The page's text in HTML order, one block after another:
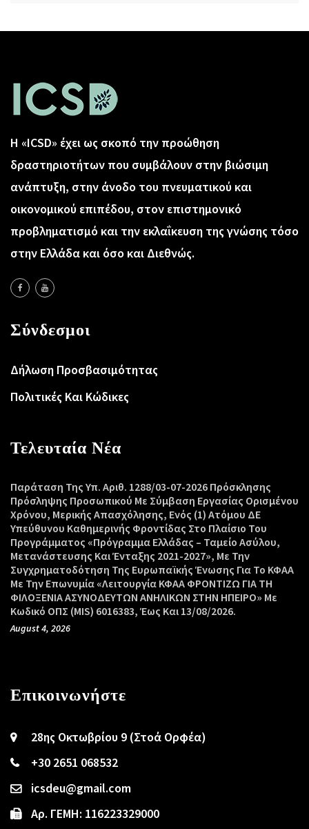
Η «ICSD» έχει ως σκοπό την προώθηση
δραστηριοτήτων που συμβάλουν στην βιώσιμη
ανάπτυξη, στην άνοδο του πνευματικού και
οικονομικού επιπέδου, στον επιστημονικό
προβληματισμό και την εκλαΐκευση της γνώσης τόσο
στην Ελλάδα και όσο και Διεθνώς.
Σύνδεσμοι
Δήλωση Προσβασιμότητας
Πολιτικές Και Κώδικες
Τελευταία Νέα
Παράταση Της Υπ. Αριθ. 1288/03-07-2026 Πρόσκλησης
Πρόσληψης Προσωπικού Με Σύμβαση Εργασίας Ορισμένου
Χρόνου, Μερικής Απασχόλησης, Ενός (1) Ατόμου ΔΕ
Υπεύθυνου Καθημερινής Φροντίδας Στο Πλαίσιο Του
Προγράμματος «Πρόγραμμα Ελλάδας – Ταμείο Ασύλου,
Μετανάστευσης Και Ένταξης 2021-2027», Με Την
Συγχρηματοδότηση Της Ευρωπαϊκής Ένωσης Για Το ΚΦΑΑ
Με Την Επωνυμία «Λειτουργία ΚΦΑΑ ΦΡΟΝΤΙΖΩ ΓΙΑ ΤΗ
ΦΙΛΟΞΕΝΙΑ ΑΣΥΝΟΔΕΥΤΩΝ ΑΝΗΛΙΚΩΝ ΣΤΗΝ ΗΠΕΙΡΟ» Με
Κωδικό ΟΠΣ (MIS) 6016383, Έως Και 13/08/2026.
August 4, 2026
Επικοινωνήστε
28ης Οκτωβρίου 9 (Στοά Ορφέα)
+30 2651 068532
icsdeu@gmail.com
Αρ. ΓΕΜΗ: 116223329000